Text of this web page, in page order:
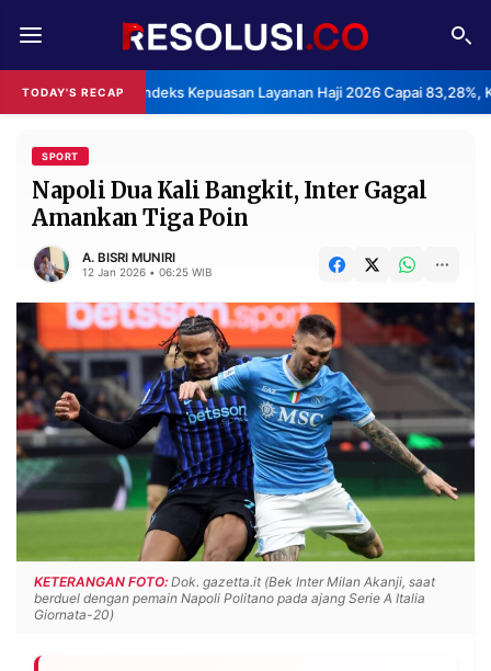
TODAY'S RECAPBPS: Indeks Kepuasan Layanan Haji 2026 Capai 83,28%,
REDAKSI TENTANG
RESOLUSI IKLAN
RUBRIKASI
EDITORIAL AKSARA
DAERAH NASIONAL
MANCA SPORT
INFORMASI
PRIVACY
POLICY
BERITA
WARGA
IKLAN
KIRIM
TULISAN
PENGADUAN TERM
SPORT
Napoli Dua Kali Bangkit, Inter Gagal
Amankan Tiga Poin
A. BISRI MUNIRI
12 Jan 2026 • 06:25 WIB
KETERANGAN FOTO: Dok. gazetta.it (Bek Inter Milan Akanji, saat
berduel dengan pemain Napoli Politano pada ajang Serie A Italia
Giornata-20)